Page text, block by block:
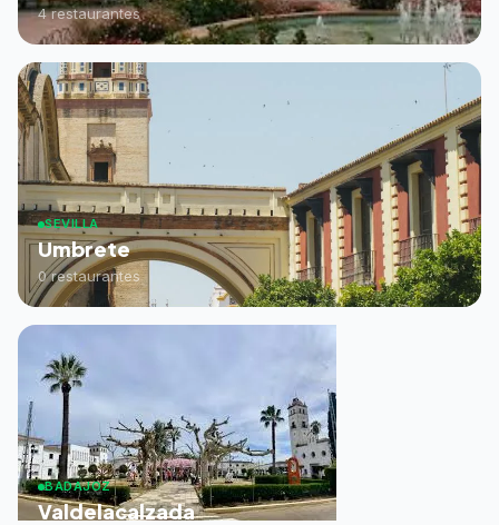
4 restaurantes
SEVILLA
Umbrete
0 restaurantes
BADAJOZ
Valdelacalzada